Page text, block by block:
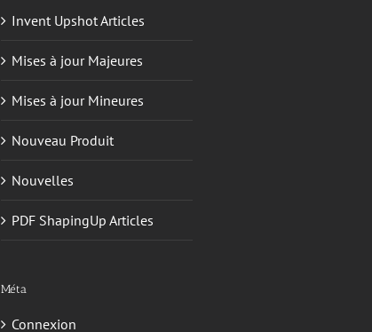
Invent Upshot Articles
Mises à jour Majeures
Mises à jour Mineures
Nouveau Produit
Nouvelles
PDF ShapingUp Articles
Méta
Connexion